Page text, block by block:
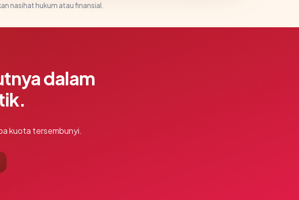
nasihat hukum atau finansial.
dalam
kuota tersembunyi.